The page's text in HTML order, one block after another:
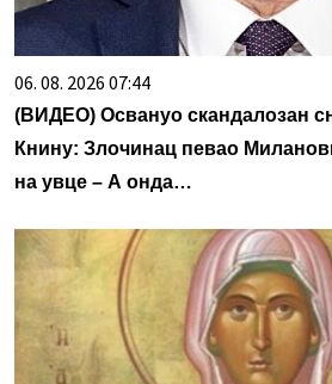
06. 08. 2026 07:44
(ВИДЕО) Освануо скандалозан
Книну: Злочинац певао
на увце – А онда…